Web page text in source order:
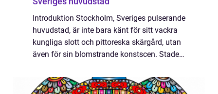
Introduktion Stockholm, Sveriges pulserande
huvudstad, är inte bara känt för sitt vackra
kungliga slott och pittoreska skärgård, utan
även för sin blomstrande konstscen. Staden
lockar konstnärer och konstälska...